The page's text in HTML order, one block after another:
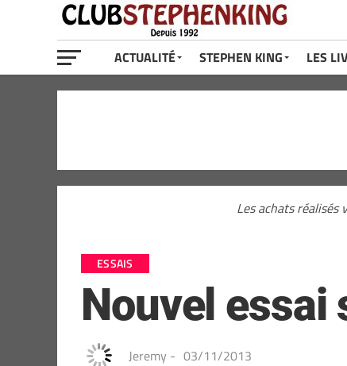
ACTUALITÉ STEPHEN KING LES
Les achats réalisés
ESSAIS
Nouvel essai
Jeremy - 03/11/2013